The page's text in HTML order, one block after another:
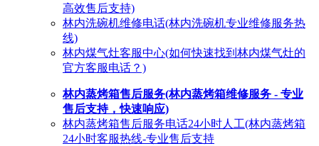
高效售后支持)
林内洗碗机维修电话(林内洗碗机专业维修服务热
线)
林内煤气灶客服中心(如何快速找到林内煤气灶的
官方客服电话？)
林内蒸烤箱售后服务(林内蒸烤箱维修服务 - 专业
售后支持，快速响应)
林内蒸烤箱售后服务电话24小时人工(林内蒸烤箱
24小时客服热线-专业售后支持